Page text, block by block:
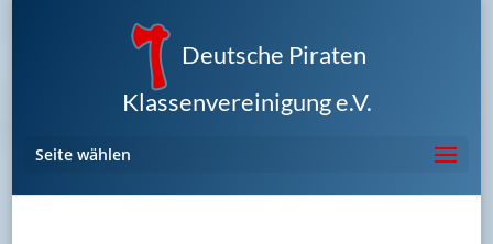
Deutsche Piraten
Klassenvereinigung e.V.
Seite wählen